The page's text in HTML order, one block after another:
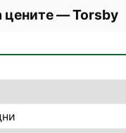
цените—Torsby